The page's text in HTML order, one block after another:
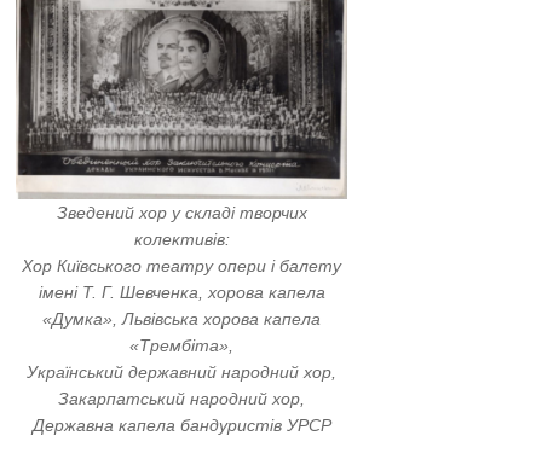
Зведений хор у складі творчих
колективів:
Хор Київського театру опери і балету
імені Т. Г. Шевченка, хорова капела
«Думка»,Львівська хорова капела
«Трембіта»,
Український державний народний хор,
Закарпатський народний хор,
Державна капела бандуристів УРСР